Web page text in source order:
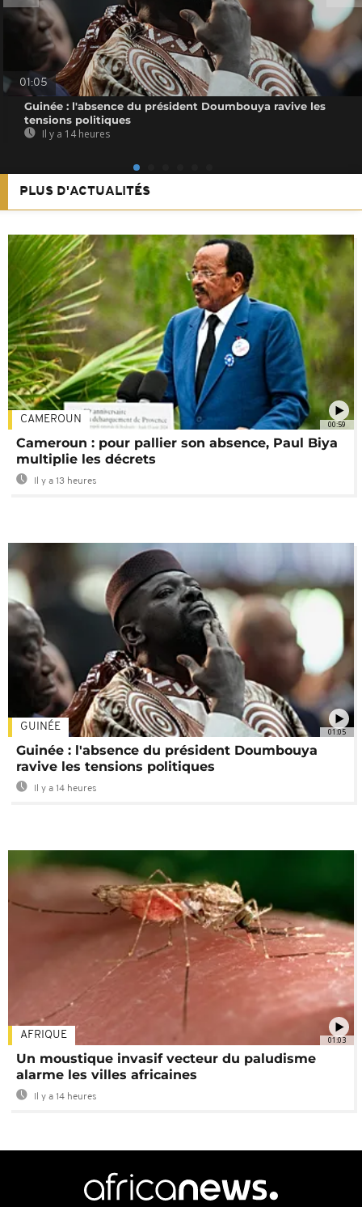
01:05
Guinée : l'absence du président Doumbouya ravive les
tensions politiques
Il y a 14 heures
PLUS D'ACTUALITÉS
00:59
CAMEROUN
Cameroun : pour pallier son absence, Paul Biya
multiplie les décrets
Il y a 13 heures
01:05
GUINÉE
Guinée : l'absence du président Doumbouya
ravive les tensions politiques
Il y a 14 heures
01:03
AFRIQUE
Un moustique invasif vecteur du paludisme
alarme les villes africaines
Il y a 14 heures